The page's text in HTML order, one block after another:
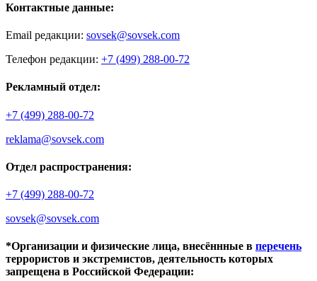
Контактные данные:
Email редакции: sovsek@sovsek.com
Телефон редакции: +7 (499) 288-00-72
Рекламный отдел:
+7 (499) 288-00-72
reklama@sovsek.com
Отдел распространения:
+7 (499) 288-00-72
sovsek@sovsek.com
*Организации и физические лица, внесённные в перечень
террористов и экстремистов, деятельность которых
запрещена в Российской Федерации: